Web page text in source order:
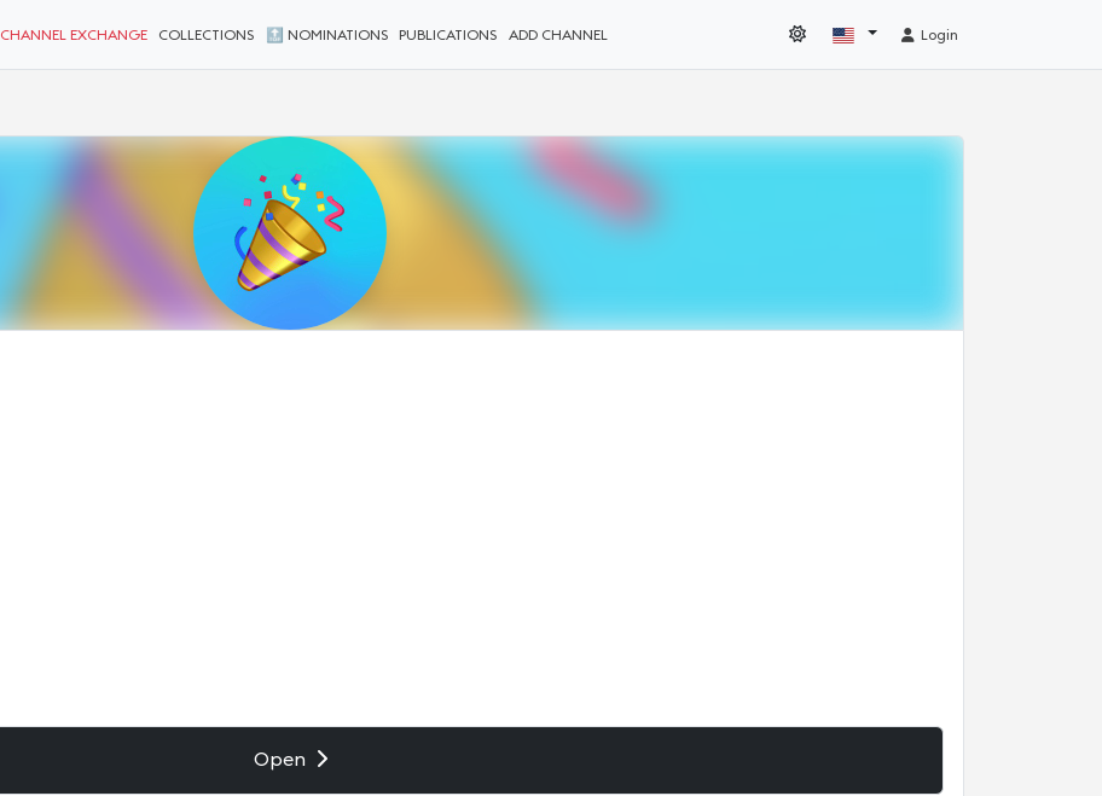
CHANNEL EXCHANGE COLLECTIONS 🔝 NOMINATIONS PUBLICATIONS ADD CHANNEL Login
Open